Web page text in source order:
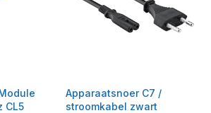
CL5
Apparaatsnoer C7 /
stroomkabel zwart